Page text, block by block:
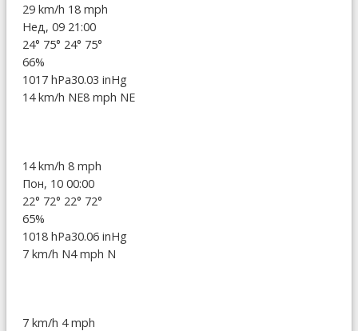
29 km/h 18 mph
Нед, 09 21:00
24° 75° 24° 75°
66%
1017 hPa30.03 inHg
14 km/h NE8 mph NE
14 km/h 8 mph
Пон, 10 00:00
22° 72° 22° 72°
65%
1018 hPa30.06 inHg
7 km/h N4 mph N
7 km/h 4 mph